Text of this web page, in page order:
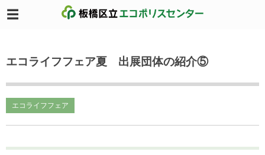
エコライフフェア夏 出展団体の紹介⑤
エコライフフェア